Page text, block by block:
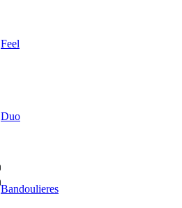
Feel
Duo
Bandoulieres